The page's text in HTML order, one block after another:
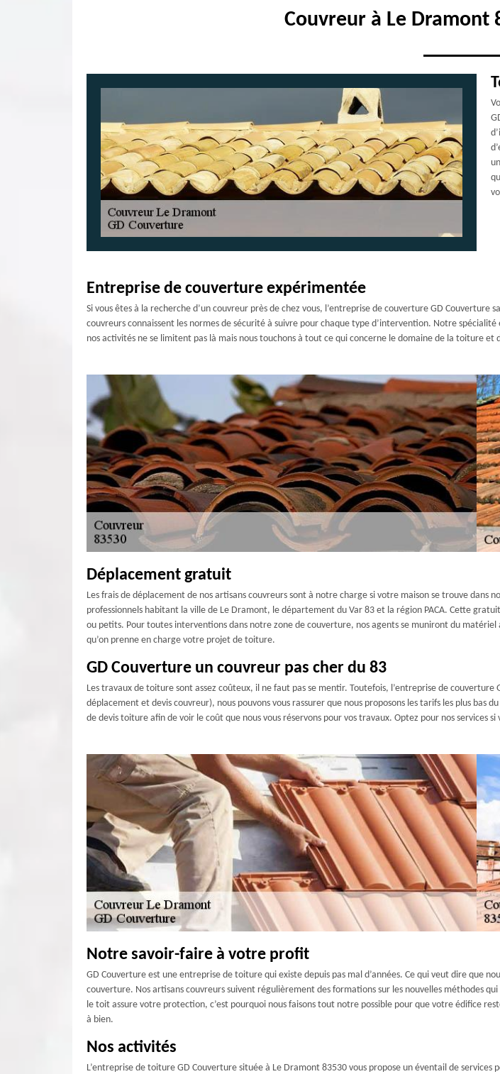
Couvreur à Le Dramont
Entreprise de couverture expérimentée
Si vous êtes à la recherche d’un couvreur près de chez vous, l’entreprise de couverture GD
couvreurs connaissent les normes de sécurité à suivre pour chaque type d’intervention. Notre
nos activités ne se limitent pas là mais nous touchons à tout ce qui concerne le domaine de la toiture
Déplacement gratuit
Les frais de déplacement de nos artisans couvreurs sont à notre charge si votre maison se trouve dans
professionnels habitant la ville de Le Dramont, le département du Var 83 et la région PACA. Cette
ou petits. Pour toutes interventions dans notre zone de couverture, nos agents se muniront du
qu’on prenne en charge votre projet de toiture.
GD Couverture un couvreur pas cher du 83
Les travaux de toiture sont assez coûteux, il ne faut pas se mentir. Toutefois, l’entreprise de
déplacement et devis couvreur), nous pouvons vous rassurer que nous proposons les tarifs les plus bas
de devis toiture afin de voir le coût que nous vous réservons pour vos travaux. Optez pour nos services
Notre savoir-faire à votre profit
GD Couverture est une entreprise de toiture qui existe depuis pas mal d’années. Ce qui veut dire que
couverture. Nos artisans couvreurs suivent régulièrement des formations sur les nouvelles méthodes
le toit assure votre protection, c’est pourquoi nous faisons tout notre possible pour que votre édifice
à bien.
Nos activités
L’entreprise de toiture GD Couverture située à Le Dramont 83530 vous propose un éventail de